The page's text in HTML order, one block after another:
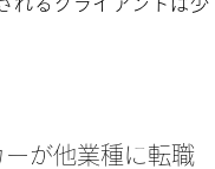
が他業種に転職